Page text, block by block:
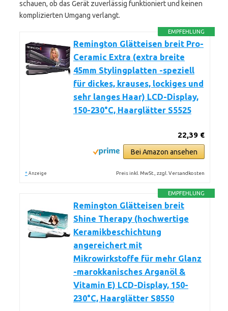
schauen, ob das Gerät zuverlässig funktioniert und keinen
komplizierten Umgang verlangt.
EMPFEHLUNG
Remington Glätteisen breit Pro-
Ceramic Extra (extra breite
45mm Stylingplatten -speziell
für dickes, krauses, lockiges und
sehr langes Haar) LCD-Display,
150-230°C, Haarglätter S5525
22,39 €
Bei Amazon ansehen
* Anzeige Preis inkl. MwSt., zzgl. Versandkosten
EMPFEHLUNG
Remington Glätteisen breit
Shine Therapy (hochwertige
Keramikbeschichtung
angereichert mit
Mikrowirkstoffe für mehr Glanz
-marokkanisches Arganöl &
Vitamin E) LCD-Display, 150-
230°C, Haarglätter S8550